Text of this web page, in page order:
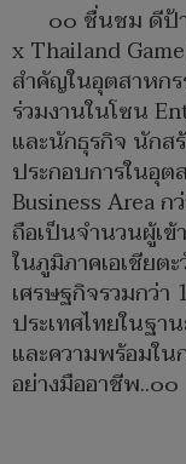
๐๐ ชื่นชม ดีป้
x Thailand
สำคัญในอุตสาหกร
ร่วมงานในโซน
และนักธุรกิจ นักส
ประกอบการในอุต
Business Area ก
ถือเป็นจำนวนผู้เข้
ในภูมิภาคเอเชียต
เศรษฐกิจรวมกว่
ประเทศไทยในฐา
และความพร้อมใน
อย่างมืออาชีพ..๐๐